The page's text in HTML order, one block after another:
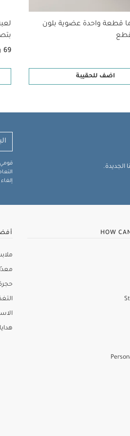
قطعة واحدة عضوية بلون
اضف للحقيبة
69 ر.ق
الجديدة.
قومي
HOW
هدايا